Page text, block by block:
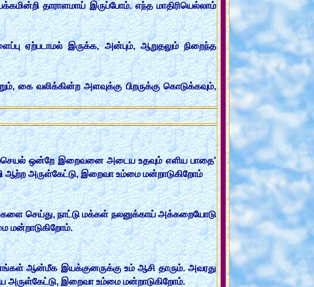
தாராளமாய் இருப்போம். எந்த மாதிரியெல்லாம்
ஏற்படாமல் இருக்க, அன்பும், ஆறுதலும் நிறைந்த
கை வலிக்கின்ற அளவுக்கு பிறருக்கு கொடுக்கவும்,
ஒன்றே இறைவனை அடைய உதவும் எளிய பாதை'
அருள்கேட்டு, இறைவா உம்மை மன்றாடுகிறோம்
செய்து, நாட்டு மக்கள் நலனுக்காய் அக்கறையோடு
மன்றாடுகிறோம்.
ஆன்மீக இயக்குனருக்கு உம் ஆசி தாரும். அவரது
அருள்கேட்டு, இறைவா உம்மை மன்றாடுகிறோம்.